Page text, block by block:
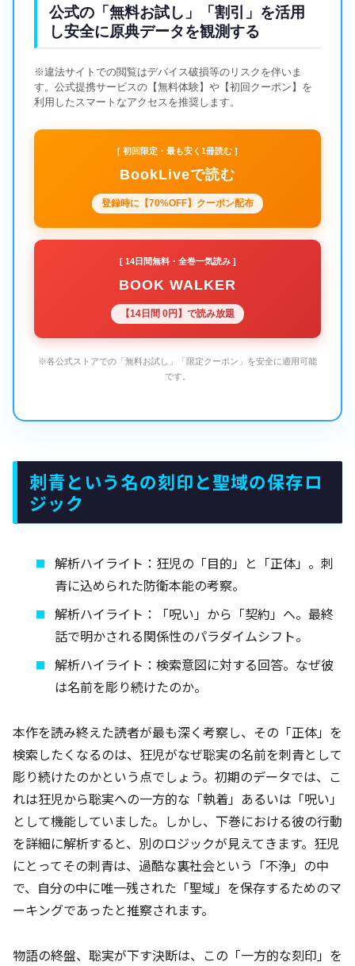
公式の「無料お試し」「割引」を活用
し安全に原典データを観測する
※違法サイトでの閲覧はデバイス破損等のリスクを伴いま
す。公式提携サービスの【無料体験】や【初回クーポン】を
利用したスマートなアクセスを推奨します。
[ 初回限定・最も安く1冊読む ]
BookLiveで読む
登録時に【70%OFF】クーポン配布
[ 14日間無料・全巻一気読み ]
BOOK WALKER
【14日間 0円】で読み放題
※各公式ストアでの「無料お試し」「限定クーポン」を安全に適用可能
です。
刺青という名の刻印と聖域の保存ロ
ジック
解析ハイライト：狂児の「目的」と「正体」。刺
青に込められた防衛本能の考察。
解析ハイライト：「呪い」から「契約」へ。最終
話で明かされる関係性のパラダイムシフト。
解析ハイライト：検索意図に対する回答。なぜ彼
は名前を彫り続けたのか。
本作を読み終えた読者が最も深く考察し、その「正体」を
検索したくなるのは、狂児がなぜ聡実の名前を刺青として
彫り続けたのかという点でしょう。初期のデータでは、こ
れは狂児から聡実への一方的な「執着」あるいは「呪い」
として機能していました。しかし、下巻における彼の行動
を詳細に解析すると、別のロジックが見えてきます。狂児
にとってその刺青は、過酷な裏社会という「不浄」の中
で、自分の中に唯一残された「聖域」を保存するためのマ
ーキングであったと推察されます。
物語の終盤、聡実が下す決断は、この「一方的な刻印」を